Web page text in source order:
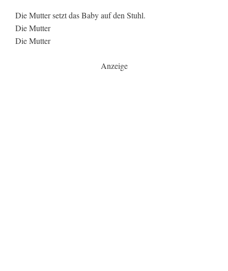
Die Mutter setzt das Baby auf den Stuhl.
Die Mutter
Die Mutter
Anzeige